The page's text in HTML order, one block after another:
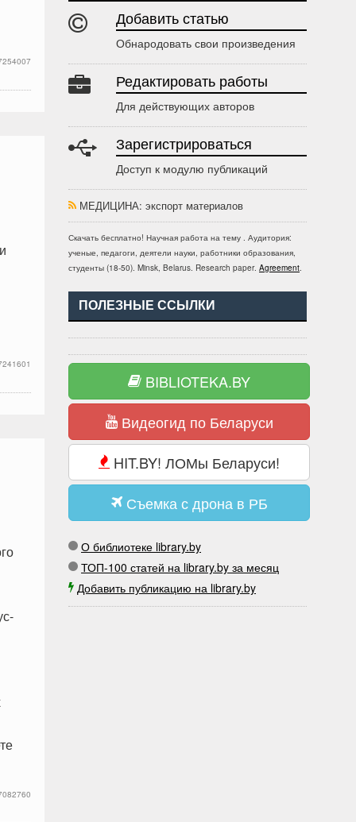
Добавить статью
Обнародовать свои произведения
Редактировать работы
Для действующих авторов
Зарегистрироваться
Доступ к модулю публикаций
МЕДИЦИНА: экспорт материалов
Скачать бесплатно! Научная работа на тему . Аудитория:
ученые, педагоги, деятели науки, работники образования,
студенты (18-50). Minsk, Belarus. Research paper. Agreement.
ПОЛЕЗНЫЕ ССЫЛКИ
BIBLIOTEKA.BY
Видеогид по Беларуси
HIT.BY! ЛОМы Беларуси!
Съемка с дрона в РБ
О библиотеке library.by
ТОП-100 статей на library.by за месяц
Добавить публикацию на library.by